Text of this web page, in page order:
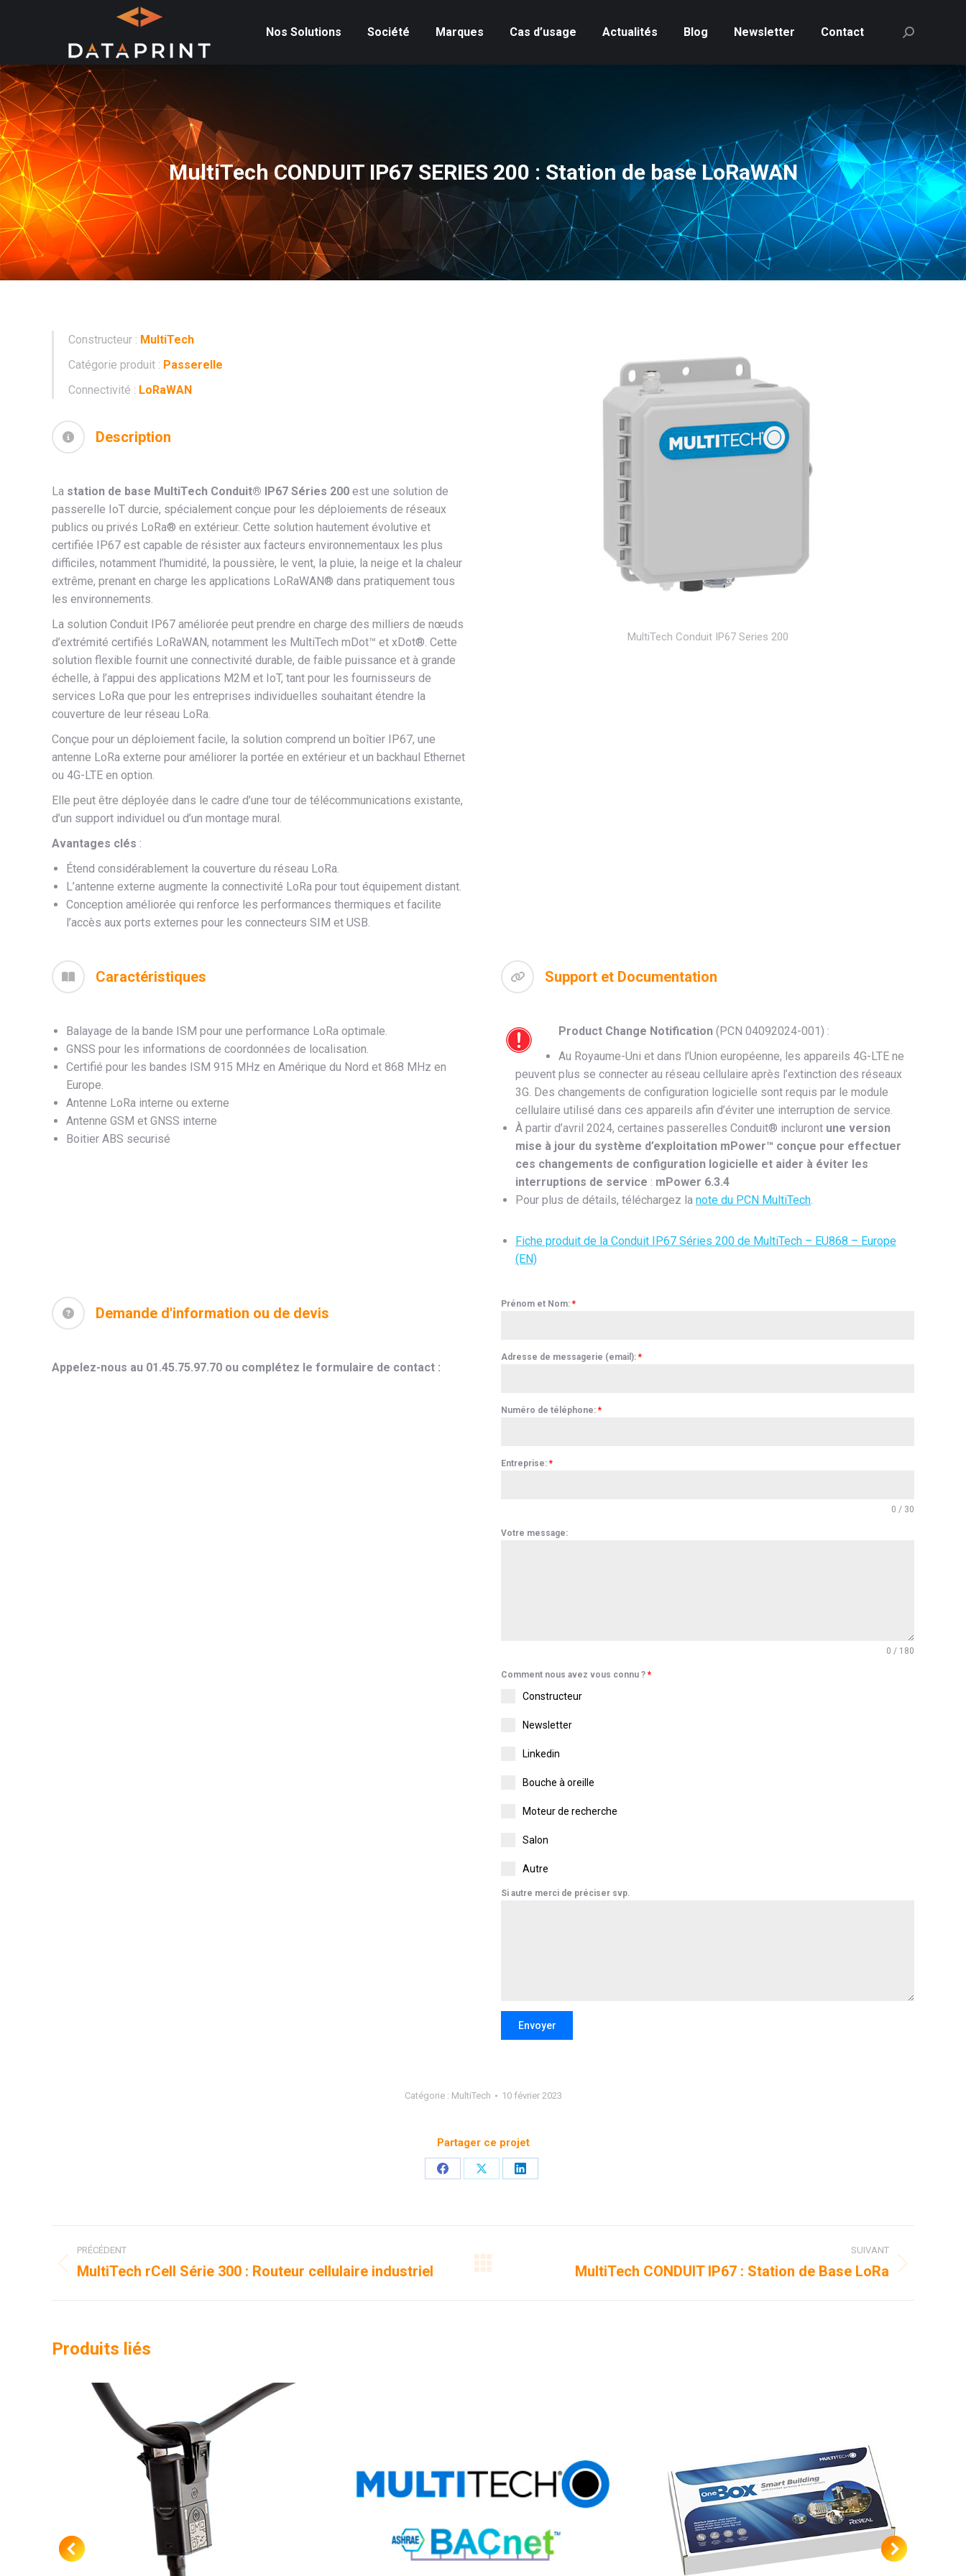
Nos Solutions Société Marques Cas d’usage Actualités Blog Newsletter Contact
Recherche
MultiTech CONDUIT IP67 SERIES 200 : Station de base LoRaWAN
Constructeur : MultiTech
Catégorie produit : Passerelle
Connectivité : LoRaWAN
Description
La station de base MultiTech Conduit® IP67 Séries 200 est une solution de
passerelle IoT durcie, spécialement conçue pour les déploiements de réseaux
publics ou privés LoRa® en extérieur. Cette solution hautement évolutive et
certifiée IP67 est capable de résister aux facteurs environnementaux les plus
difficiles, notamment l’humidité, la poussière, le vent, la pluie, la neige et la chaleur
extrême, prenant en charge les applications LoRaWAN® dans pratiquement tous
les environnements.
La solution Conduit IP67 améliorée peut prendre en charge des milliers de nœuds
d’extrémité certifiés LoRaWAN, notamment les MultiTech mDot™ et xDot®. Cette
solution flexible fournit une connectivité durable, de faible puissance et à grande
échelle, à l’appui des applications M2M et IoT, tant pour les fournisseurs de
services LoRa que pour les entreprises individuelles souhaitant étendre la
couverture de leur réseau LoRa.
Conçue pour un déploiement facile, la solution comprend un boîtier IP67, une
antenne LoRa externe pour améliorer la portée en extérieur et un backhaul Ethernet
ou 4G-LTE en option.
Elle peut être déployée dans le cadre d’une tour de télécommunications existante,
d’un support individuel ou d’un montage mural.
Avantages clés :
Étend considérablement la couverture du réseau LoRa.
L’antenne externe augmente la connectivité LoRa pour tout équipement distant.
Conception améliorée qui renforce les performances thermiques et facilite
l’accès aux ports externes pour les connecteurs SIM et USB.
MultiTech Conduit IP67 Series 200
Caractéristiques
Balayage de la bande ISM pour une performance LoRa optimale.
GNSS pour les informations de coordonnées de localisation.
Certifié pour les bandes ISM 915 MHz en Amérique du Nord et 868 MHz en
Europe.
Antenne LoRa interne ou externe
Antenne GSM et GNSS interne
Boitier ABS securisé
Support et Documentation
Product Change Notification (PCN 04092024-001) :
Au Royaume-Uni et dans l’Union européenne, les appareils 4G-LTE ne
peuvent plus se connecter au réseau cellulaire après l’extinction des réseaux
3G. Des changements de configuration logicielle sont requis par le module
cellulaire utilisé dans ces appareils afin d’éviter une interruption de service.
À partir d’avril 2024, certaines passerelles Conduit® incluront une version
mise à jour du système d’exploitation mPower™ conçue pour effectuer
ces changements de configuration logicielle et aider à éviter les
interruptions de service : mPower 6.3.4
Pour plus de détails, téléchargez la note du PCN MultiTech.
Fiche produit de la Conduit IP67 Séries 200 de MultiTech – EU868 – Europe
(EN)
Demande d'information ou de devis
Appelez-nous au 01.45.75.97.70 ou complétez le formulaire de contact :
Prénom et Nom: *
Adresse de messagerie (email): *
Numéro de téléphone: *
Entreprise: *
0 / 30
Votre message:
0 / 180
Comment nous avez vous connu ? *
Constructeur
Newsletter
Linkedin
Bouche à oreille
Moteur de recherche
Salon
Autre
Si autre merci de préciser svp.
Envoyer
Catégorie : MultiTech 10 février 2023
Partager ce projet
PartagerPartagerPartager
Navigation
de
PRÉCÉDENT
Onglet
MultiTech rCell Série 300 : Routeur cellulaire industriel
SUIVANT
MultiTech CONDUIT IP67 : Station de Base LoRa
Produits liés